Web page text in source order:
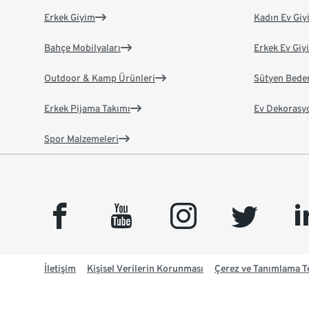
Erkek Giyim
Bahçe Mobilyaları
Outdoor & Kamp Ürünleri
Erkek Pijama Takımı
Spor Malzemeleri
Kadın Ev
Erkek Ev
Sütyen
Ev
facebook youtube instagram twitter
İletişim Kişisel Verilerin Korunması Çerez ve Tanımlama